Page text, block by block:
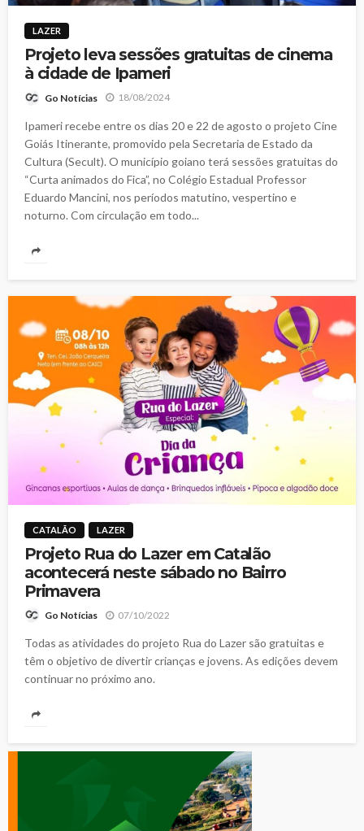
LAZER
Projeto leva sessões gratuitas de cinema
à cidade de Ipameri
Go Notícias 18/08/2024
Ipameri recebe entre os dias 20 e 22 de agosto o projeto Cine
Goiás Itinerante, promovido pela Secretaria de Estado da
Cultura (Secult). O município goiano terá sessões gratuitas do
“Curta animados do Fica”, no Colégio Estadual Professor
Eduardo Mancini, nos períodos matutino, vespertino e
noturno. Com circulação em todo...
CATALÃO LAZER
Projeto Rua do Lazer em Catalão
acontecerá neste sábado no Bairro
Primavera
Go Notícias 07/10/2022
Todas as atividades do projeto Rua do Lazer são gratuitas e
têm o objetivo de divertir crianças e jovens. As edições devem
continuar no próximo ano.